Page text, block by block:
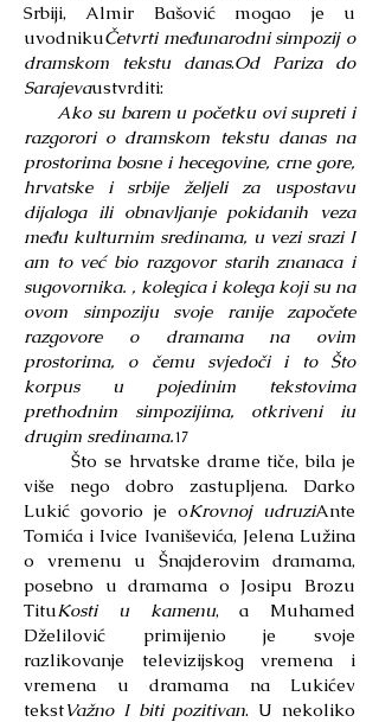
Srbiji, Almir Bašović mogao je u
uvodnikuČetvrti međunarodni simpozij o
dramskom tekstu danas.Od Pariza do
Sarajevaustvrditi:
Ako su barem u početku ovi supreti i
razgorori o dramskom tekstu danas na
prostorima bosne i hecegovine, crne gore,
hrvatske i srbije željeli za uspostavu
dijaloga ili obnavljanje pokidanih veza
među kulturnim sredinama, u vezi srazi I
am to već bio razgovor starih znanaca i
sugovornika. , kolegica i kolega koji su na
ovom simpoziju svoje ranije započete
razgovore o dramama na ovim
prostorima, o čemu svjedoči i to Što
korpus u pojedinim tekstovima
prethodnim simpozijima, otkriveni iu
drugim sredinama.17
Što se hrvatske drame tiče, bila je
više nego dobro zastupljena. Darko
Lukić govorio je oKrovnoj udruziAnte
Tomića i Ivice Ivaniševića, Jelena Lužina
o vremenu u Šnajderovim dramama,
posebno u dramama o Josipu Brozu
TituKosti u kamenu, a Muhamed
Dželilović primijenio je svoje
razlikovanje televizijskog vremena i
vremena u dramama na Lukićev
tekstVažno I biti pozitivan. U nekoliko